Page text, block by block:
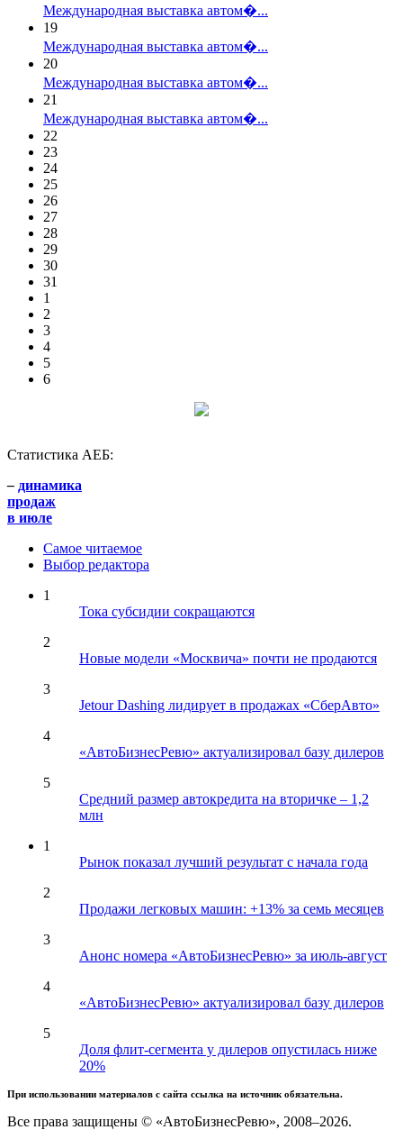
Международная выставка автом�...
19
Международная выставка автом�...
20
Международная выставка автом�...
21
Международная выставка автом�...
22
23
24
25
26
27
28
29
30
31
1
2
3
4
5
6
Статистика АЕБ:
– динамика
продаж
в июле
Самое читаемое
Выбор редактора
1
Тока субсидии сокращаются
2
Новые модели «Москвича» почти не продаются
3
Jetour Dashing лидирует в продажах «СберАвто»
4
«АвтоБизнесРевю» актуализировал базу дилеров
5
Средний размер автокредита на вторичке – 1,2
млн
1
Рынок показал лучший результат с начала года
2
Продажи легковых машин: +13% за семь месяцев
3
Анонс номера «АвтоБизнесРевю» за июль-август
4
«АвтоБизнесРевю» актуализировал базу дилеров
5
Доля флит-сегмента у дилеров опустилась ниже
20%
При использовании материалов с сайта ссылка на источник обязательна.
Все права защищены © «АвтоБизнесРевю», 2008–2026.